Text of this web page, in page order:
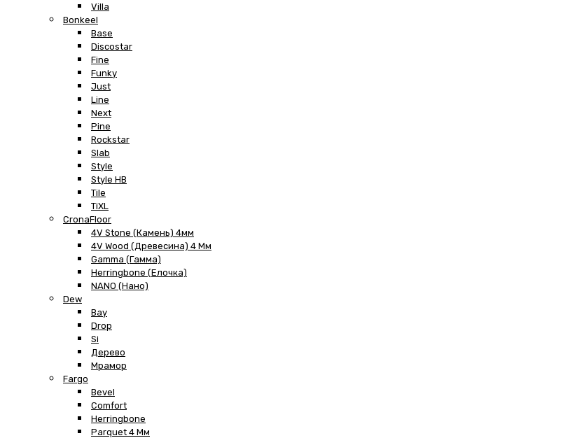
Villa
Bonkeel
Base
Discostar
Fine
Funky
Just
Line
Next
Pine
Rockstar
Slab
Style
Style HB
Tile
TiXL
CronaFloor
4V Stone (Камень) 4мм
4V Wood (Древесина) 4 Мм
Gamma (Гамма)
Herringbone (Елочка)
NANO (Нано)
Dew
Bay
Drop
Si
Дерево
Мрамор
Fargo
Bevel
Comfort
Herringbone
Parquet 4 Мм